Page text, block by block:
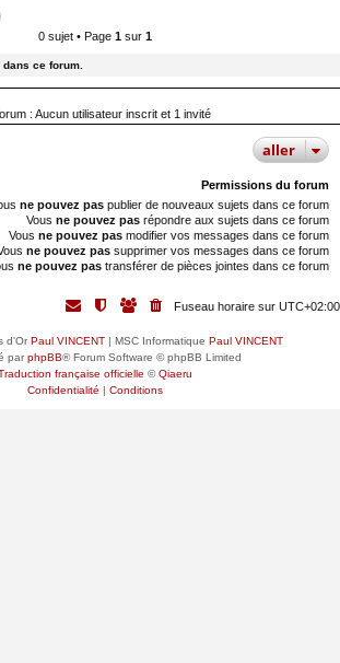
0 sujet • Page 1 sur 1
ce forum.
: Aucun utilisateur inscrit et 1 invité
aller
Permissions du forum
ne pouvez pas publier de nouveaux sujets dans ce forum
Vous ne pouvez pas répondre aux sujets dans ce forum
Vous ne pouvez pas modifier vos messages dans ce forum
ne pouvez pas supprimer vos messages dans ce forum
ne pouvez pas transférer de pièces jointes dans ce forum
Fuseau horaire sur UTC+02:00
d'OrPaul VINCENT| MSC Informatique Paul VINCENT
parphpBB® Forum Software © phpBB Limited
française officielle ©Qiaeru
Confidentialité | Conditions